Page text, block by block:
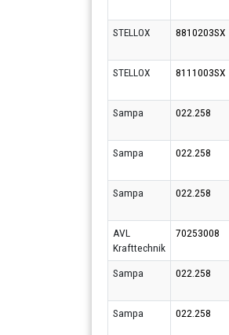
STELLOX 8810203SX
STELLOX 8111003SX
Sampa 022.258
Sampa 022.258
Sampa 022.258
AVL
Krafttechnik
70253008
Sampa 022.258
Sampa 022.258